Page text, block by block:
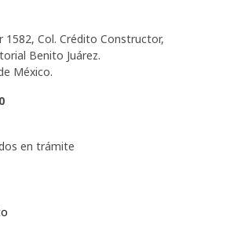
1582, Col. Crédito Constructor,
Benito Juárez.
México.
en trámite